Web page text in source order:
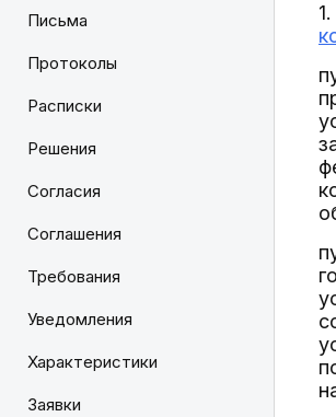
Письма
Протоколы
Расписки
Решения
Согласия
Соглашения
Требования
Уведомления
Характеристики
Заявки